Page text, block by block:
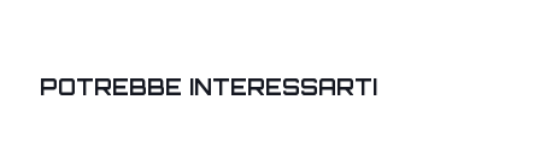
POTREBBE INTERESSARTI